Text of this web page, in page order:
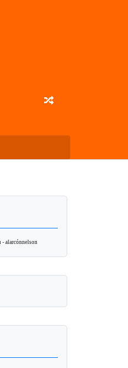
alarcónnelson